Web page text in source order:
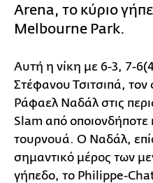
Arena, το κύριο
Melbourne Park.
Αυτή η νίκη με 6-3, 7-
Στέφανου Τσιτσιπά, τον
Ράφαελ Ναδάλ στις
Slam από οποιονδήποτε
τουρνουά. Ο Ναδάλ,
σημαντικό μέρος των
γήπεδο, το Philippe-